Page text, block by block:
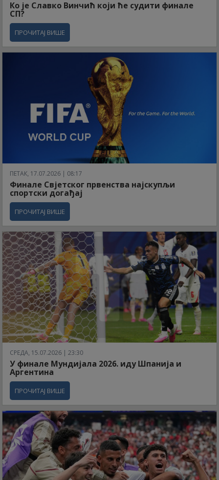
Ко је Славко Винчић који ће судити финале
СП?
ПРОЧИТАЈ ВИШЕ
ПЕТАК, 17.07.2026 | 08:17
Финале Свјетског првенства најскупљи
спортски догађај
ПРОЧИТАЈ ВИШЕ
СРЕДА, 15.07.2026 | 23:30
У финале Мундијала 2026. иду Шпанија и
Аргентина
ПРОЧИТАЈ ВИШЕ